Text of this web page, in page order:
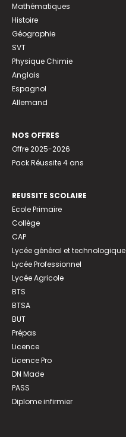
Mathématiques
Histoire
Géographie
SVT
Physique Chimie
Anglais
Espagnol
Allemand
NOS OFFRES
Offre 2025-2026
Pack Réussite 4 ans
REUSSITE SCOLAIRE
Ecole Primaire
Collège
CAP
Lycée général et technologique
Lycée Professionnel
Lycée Agricole
BTS
BTSA
BUT
Prépas
Licence
Licence Pro
DN Made
PASS
Diplome infirmier